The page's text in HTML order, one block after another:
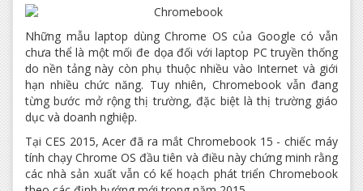
Những mẫu laptop dùng Chrome OS của Google có vẫn
chưa thể là một mối đe dọa đối với laptop PC truyền thống
do nền tảng này còn phụ thuộc nhiều vào Internet và giới
hạn nhiều chức năng. Tuy nhiên, Chromebook vẫn đang
từng bước mở rộng thị trường, đặc biệt là thị trường giáo
dục và doanh nghiệp.
Tại CES 2015, Acer đã ra mắt Chromebook 15 - chiếc máy
tính chạy Chrome OS đầu tiên và điều này chứng minh rằng
các nhà sản xuất vẫn có kế hoạch phát triển Chromebook